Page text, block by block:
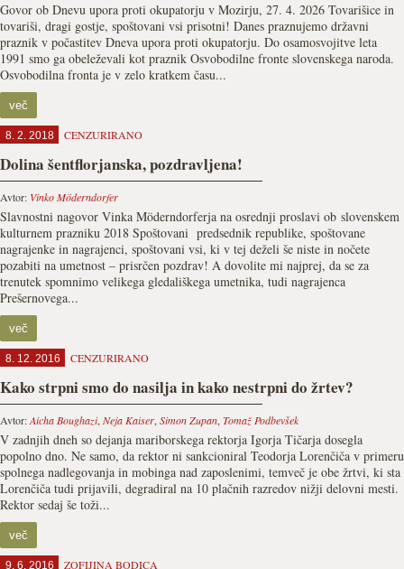
Govor ob Dnevu upora proti okupatorju v Mozirju, 27. 4. 2026 Tovarišice in
tovariši, dragi gostje, spoštovani vsi prisotni! Danes praznujemo državni
praznik v počastitev Dneva upora proti okupatorju. Do osamosvojitve leta
1991 smo ga obeleževali kot praznik Osvobodilne fronte slovenskega naroda.
Osvobodilna fronta je v zelo kratkem času...
več
8. 2. 2018 CENZURIRANO
Dolina šentflorjanska, pozdravljena!
Avtor: Vinko Möderndorfer
Slavnostni nagovor Vinka Möderndorferja na osrednji proslavi ob slovenskem
kulturnem prazniku 2018 Spoštovani predsednik republike, spoštovane
nagrajenke in nagrajenci, spoštovani vsi, ki v tej deželi še niste in nočete
pozabiti na umetnost – prisrčen pozdrav! A dovolite mi najprej, da se za
trenutek spomnimo velikega gledališkega umetnika, tudi nagrajenca
Prešernovega...
več
8. 12. 2016 CENZURIRANO
Kako strpni smo do nasilja in kako nestrpni do žrtev?
Avtor:Aicha Boughazi, Neja Kaiser, Simon Zupan, Tomaž Podbevšek
V zadnjih dneh so dejanja mariborskega rektorja Igorja Tičarja dosegla
popolno dno. Ne samo, da rektor ni sankcioniral Teodorja Lorenčiča v primeru
spolnega nadlegovanja in mobinga nad zaposlenimi, temveč je obe žrtvi, ki sta
Lorenčiča tudi prijavili, degradiral na 10 plačnih razredov nižji delovni mesti.
Rektor sedaj še toži...
več
9. 6. 2016 ZOFIJINA BODICA